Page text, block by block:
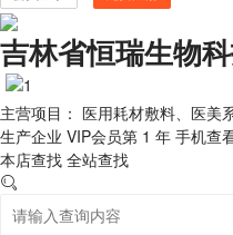
吉林省恒瑞生物
主营项目： 医用耗材敷料、医美
生产企业 VIP会员第 1 年 手机查
本店查找 全站查找